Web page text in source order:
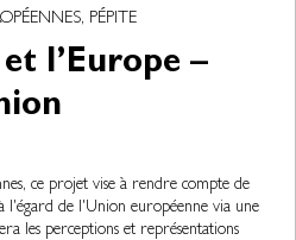
PÉPITE
l’Europe –
ce projet vise à rendre compte de
l'égard de l'Union européenne via une
les perceptions et représentations